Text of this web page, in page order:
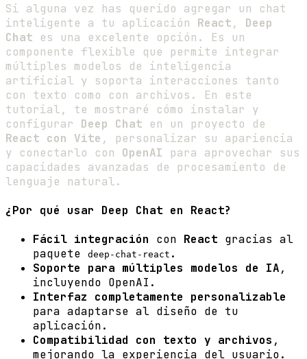
Si alguna vez has querido agregar un chat
inteligente a tu aplicación React, Deep
Chat es una excelente opción. Es un
componente flexible que permite integrar
múltiples modelos de inteligencia
artificial y soporta interacciones tanto
con texto como con archivos. En este
tutorial, te mostraré cómo instalar y
configurar Deep Chat en un proyecto de
React con Vite , personalizar su apariencia
y conectarlo con OpenAI para aprovechar sus
capacidades avanzadas de procesamiento de
lenguaje natural.
¿Por qué usar Deep Chat en React?
Fácil integración con React gracias al
paquete
deep-chat-react .
Soporte para múltiples modelos de IA,
incluyendo OpenAI.
Interfaz completamente personalizable
para adaptarse al diseño de tu
aplicación.
Compatibilidad con texto y archivos ,
mejorando la experiencia del usuario.